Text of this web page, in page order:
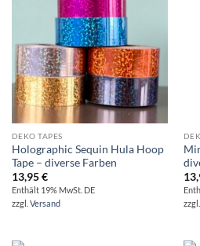
DEKO TAPES
Holographic Sequin Hula Hoop
Tape – diverse Farben
13,95€
Enthält 19% MwSt. DE
zzgl. Versand
zzgl.